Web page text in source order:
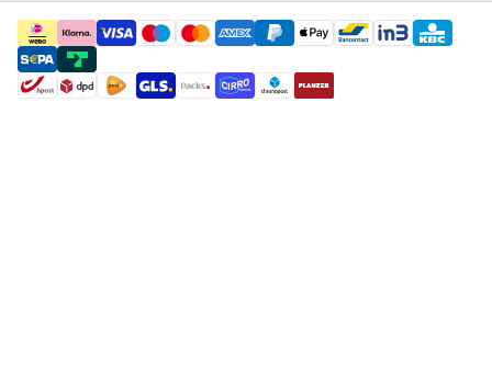
payment methods
shipment methods